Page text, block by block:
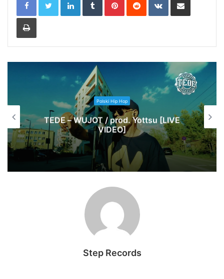
Print
Polski Hip Hop
TEDE – WUJOT / prod. Yottsu [LIVE
VIDEO]
Step Records